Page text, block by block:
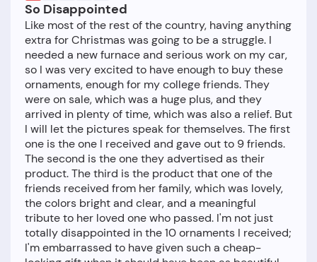
So Disappointed
Like most of the rest of the country, having anything
extra for Christmas was going to be a struggle. I
needed a new furnace and serious work on my car,
so I was very excited to have enough to buy these
ornaments, enough for my college friends. They
were on sale, which was a huge plus, and they
arrived in plenty of time, which was also a relief. But
I will let the pictures speak for themselves. The first
one is the one I received and gave out to 9 friends.
The second is the one they advertised as their
product. The third is the product that one of the
friends received from her family, which was lovely,
the colors bright and clear, and a meaningful
tribute to her loved one who passed. I'm not just
totally disappointed in the 10 ornaments I received;
I'm embarrassed to have given such a cheap-